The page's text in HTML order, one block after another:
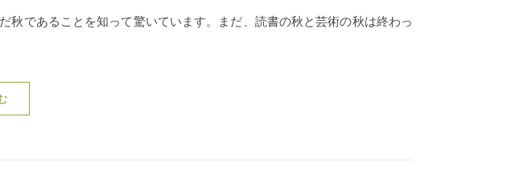
であることを知って驚いています。まだ、読書の秋と芸術の秋は終わっ